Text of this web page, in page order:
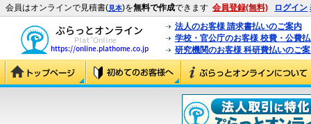
会員はオンラインで見積書(見本)を無料で作成できます 会員登録(無料) ログイン
法人のお客様 請求書払いのご案内
学校・官公庁のお客様 校費・公費
研究機関のお客様 科研費払いのご